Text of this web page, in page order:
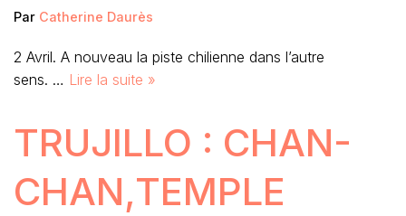
Par Catherine Daurès
2 Avril. A nouveau la piste chilienne dans l’autre
sens. … Lire la suite »
TRUJILLO : CHAN-
CHAN,TEMPLE